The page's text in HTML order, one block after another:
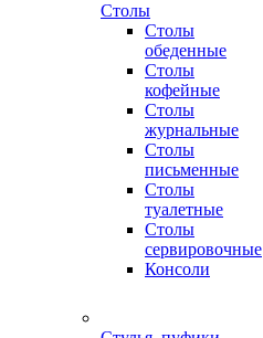
Столы
Столы
обеденные
Столы
кофейные
Столы
журнальные
Столы
письменные
Столы
туалетные
Столы
сервировочные
Консоли